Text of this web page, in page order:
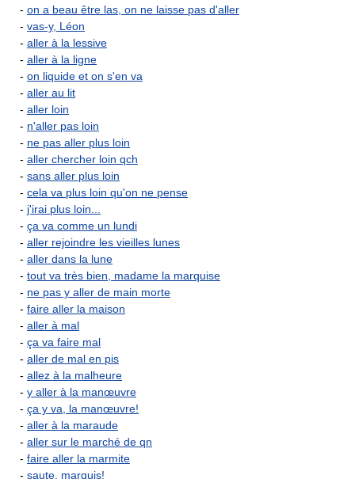
- on a beau être las, on ne laisse pas d'aller
- vas-y, Léon
- aller à la lessive
- aller à la ligne
- on liquide et on s'en va
- aller au lit
- aller loin
- n'aller pas loin
- ne pas aller plus loin
- aller chercher loin qch
- sans aller plus loin
- cela va plus loin qu'on ne pense
- j'irai plus loin...
- ça va comme un lundi
- aller rejoindre les vieilles lunes
- aller dans la lune
- tout va très bien, madame la marquise
- ne pas y aller de main morte
- faire aller la maison
- aller à mal
- ça va faire mal
- aller de mal en pis
- allez à la malheure
- y aller à la manœuvre
- ça y va, la manœuvre!
- aller à la maraude
- aller sur le marché de qn
- faire aller la marmite
- saute, marquis!